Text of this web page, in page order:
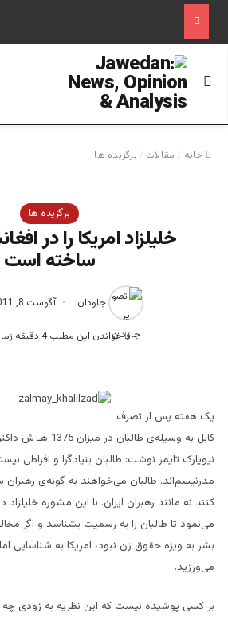
جستجو برای
خانه / مقالات / برگزیده ها
برگزیده ها
خلیلزاد امریکا را در
ساخته است
جاودان آگوست 8, 2011
خواندن این مطلب 4 دقیقه زمان میبرد
یک هفته پس از تصرف
کابل به وسیله‌ی
نیویارک تایمز نوشت: طالبان بنیادگرا و افراطی
مدرنیسم‌اند. طالبان می‌خواهند به گونه‌ی
کنند نه مانند رهبران ایران. با این مشوره خلیلزاد
می‌نمود تا طالبان را به رسمیت بشناسد و اگر
بشر به ویژه حقوق زن نبود، امریکا به شناسایی
می‌ورزید.
بر کسی پوشیده نیست که این نظریه به زودی چه